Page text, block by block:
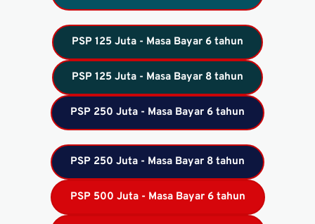
PSP 125 Juta - Masa Bayar 6 tahun
PSP 125 Juta - Masa Bayar 8 tahun
PSP 250 Juta - Masa Bayar 6 tahun
PSP 250 Juta - Masa Bayar 8 tahun
PSP 500 Juta - Masa Bayar 6 tahun